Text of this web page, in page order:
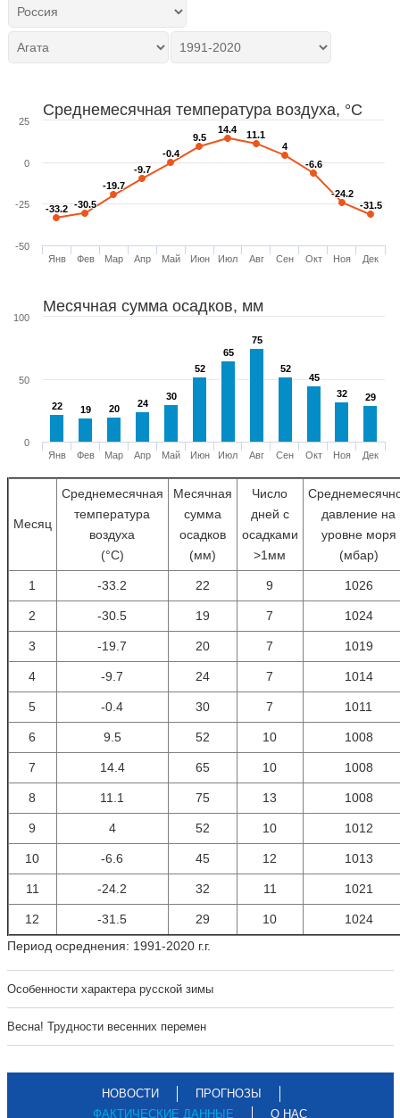
Среднемесячная температура воздуха, °C
-33.2
-33.2 -30.5
-30.5
-19.7
-19.7
-9.7
-9.7
-0.4
-0.4
9.5
9.5
14.4
14.4 11.1
11.1
4
4
-6.6
-6.6
-24.2
-24.2
-31.5
-31.5
Янв Фев Мар Апр Май Июн Июл Авг Сен Окт Ноя Дек
-50
-25
0
25
Месячная сумма осадков, мм
22
22 19
19 20
20 24
24
30
30
52
52
65
65
75
75
52
52
45
45
32
32 29
29
Янв Фев Мар Апр Май Июн Июл Авг Сен Окт Ноя Дек
0
50
100
Месяц
Среднемесячная
температура
воздуха
(°С)
Месячная
сумма
осадков
(мм)
Число
дней с
осадками
>1мм
давление на
уровне моря
(мбар)
1 -33.2 22 9 1026
2 -30.5 19 7 1024
3 -19.7 20 7 1019
4 -9.7 24 7 1014
5 -0.4 30 7 1011
6 9.5 52 10 1008
7 14.4 65 10 1008
8 11.1 75 13 1008
9 4 52 10 1012
10 -6.6 45 12 1013
11 -24.2 32 11 1021
12 -31.5 29 10
1024
Период осреднения: 1991-2020 г.г.
Особенности характера русской зимы
Весна! Трудности весенних перемен
НОВОСТИ
ПРОГНОЗЫ
ФАКТИЧЕСКИЕ ДАННЫЕ
О НАС